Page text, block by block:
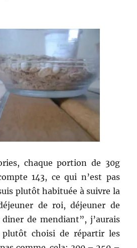
chaque portion de 30g
143, ce qui n’est pas
plutôt habituée à suivre la
de roi, déjeuner de
de mendiant”, j’aurais
plutôt choisi de répartir les